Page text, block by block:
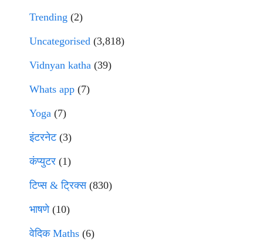
Trending (2)
Uncategorised (3,818)
Vidnyan katha (39)
Whats app (7)
Yoga (7)
इंटरनेट(3)
कंप्युटर (1)
टिप्स & ट्रिक्स(830)
भाषणे(10)
वेदिक Maths (6)